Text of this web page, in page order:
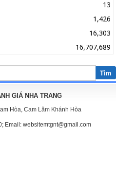
13
1,426
16,303
16,707,689
Tìm
GIÁ NHA TRANG
Hòa, Cam Lâm Khánh Hòa
Email: websitemtgnt@gmail.com